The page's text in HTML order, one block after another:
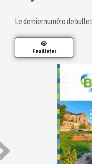
Le dernier numéro de
Feuilleter